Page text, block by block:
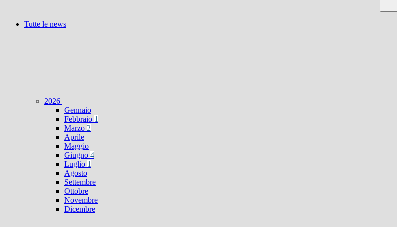
Tutte le news
2026
Gennaio
Febbraio 1
Marzo 2
Aprile
Maggio
Giugno 4
Luglio 1
Agosto
Settembre
Ottobre
Novembre
Dicembre